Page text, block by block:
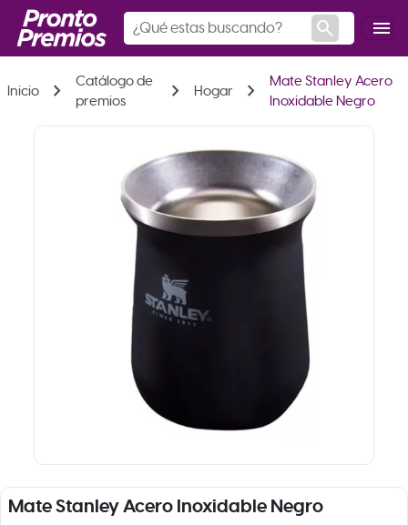
search menu
Inicio chevron_right
Catálogo de
premios
chevron_right Hogar chevron_right
Mate Stanley Acero
Inoxidable Negro
Mate Stanley Acero Inoxidable Negro